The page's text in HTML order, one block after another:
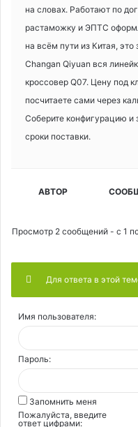
на словах. Работают по
растаможку и ЭПТС
на всём пути из Китая,
Changan Qiyuan вся
кроссовер Q07. Цену под
посчитаете сами через
Соберите конфигурацию и
сроки поставки.
АВТОР
Просмотр 2 сообщений - с 1
Для ответа в этой
Имя пользователя:
Пароль:
Запомнить меня
Пожалуйста, введите
ответ цифрами: